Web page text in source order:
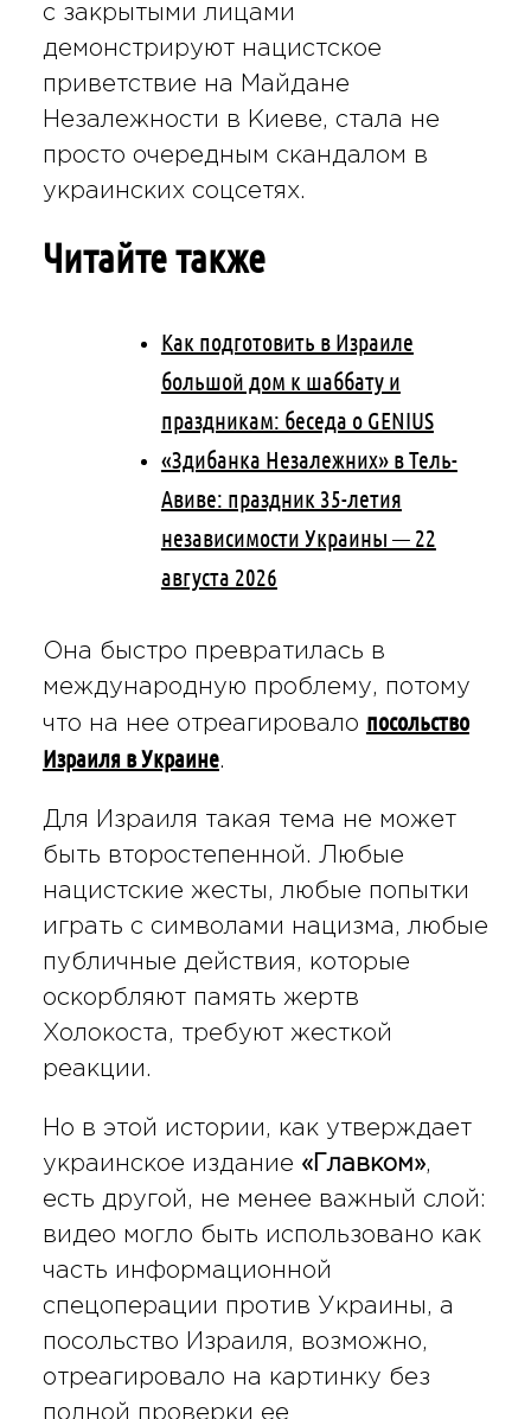
с закрытыми лицами
демонстрируют нацистское
приветствие на Майдане
Незалежности в Киеве, стала не
просто очередным скандалом в
украинских соцсетях.
Читайте также
Как подготовить в Израиле
большой дом к шаббату и
праздникам: беседа о GENIUS
«Здибанка Незалежних» в Тель-
Авиве: праздник 35-летия
независимости Украины — 22
августа 2026
Она быстро превратилась в
международную проблему, потому
что на нее отреагировало посольство
Израиля в Украине.
Для Израиля такая тема не может
быть второстепенной. Любые
нацистские жесты, любые попытки
играть с символами нацизма, любые
публичные действия, которые
оскорбляют память жертв
Холокоста, требуют жесткой
реакции.
Но в этой истории, как утверждает
украинское издание «Главком»,
есть другой, не менее важный слой:
видео могло быть использовано как
часть информационной
спецоперации против Украины, а
посольство Израиля, возможно,
отреагировало на картинку без
полной проверки ее